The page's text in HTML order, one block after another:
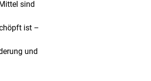
sind
ist –
und